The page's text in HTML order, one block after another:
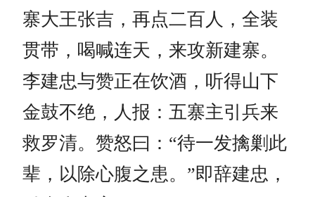
寨大王张吉，再点二百人，全装
贯带，喝喊连天，来攻新建寨。
李建忠与赞正在饮酒，听得山下
金鼓不绝，人报：五寨主引兵来
救罗清。赞怒曰：“待一发擒剿此
辈，以除心腹之患。”即辞建忠，